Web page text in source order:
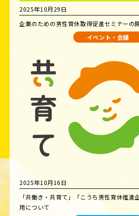
2025年10月29日
企業のための男性育休取得促進セミナーの
イベント・会議
2025年10月16日
「共働き・共育て」「こうち男性育休推進
用について